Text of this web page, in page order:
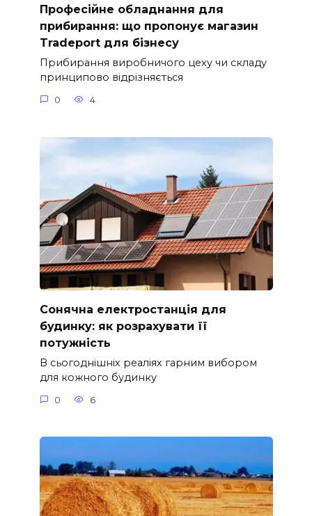
Професійне обладнання для
прибирання: що пропонує магазин
Tradeport для бізнесу
Прибирання виробничого цеху чи складу
принципово відрізняється
0 4
Сонячна електростанція для
будинку: як розрахувати її
потужність
В сьогоднішніх реаліях гарним вибором
для кожного будинку
0 6